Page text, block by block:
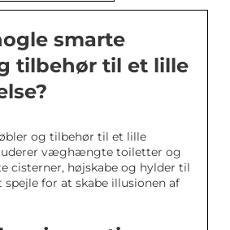
smarte
tilbehør til et lille
og tilbehør til et lille
væghængte toiletter og
cisterner, højskabe og hylder til
for at skabe illusionen af